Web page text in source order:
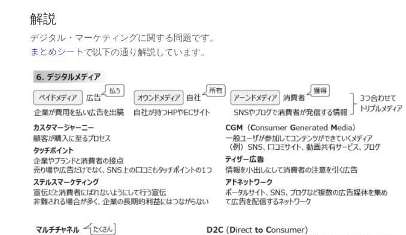
解説
デジタル・マーケティングに関する問題です。
まとめシートで以下の通り解説しています。